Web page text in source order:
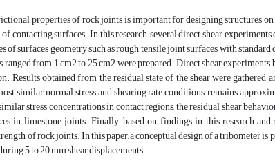
properties of rock joints is important for designing structures
contacting surfaces. In this research, several direct shear
surfaces geometry such as rough tensile joint surfaces with
from 1 cm2 to 25 cm2 were prepared. Direct shear
Results obtained from the residual state of the shear were
similar normal stress and shearing rate conditions, remains
stress concentrations in contact regions, the residual shear
in limestone joints. Finally, based on findings in this research and
of rock joints. In this paper, a conceptual design of a tribometer
5 to 20 mm shear displacements.